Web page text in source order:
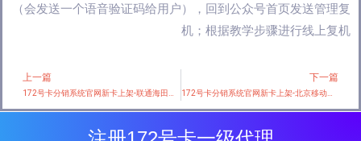
（会发送一个语音验证码给用户），回到公众号首页发送管理复
机；根据教学步骤进行线上复机
Prev
上一篇
172号卡分销系统官网新卡上架-联通海田卡【29元160G+100分钟】
下一篇
172号卡分销系统官网新卡上架-北京移动专属卡【仅限北京地区下单】